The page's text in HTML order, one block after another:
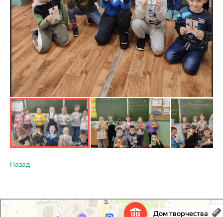
Назад
Дорогобужский дом детского творчества
Дом культуры в Дорогобуже